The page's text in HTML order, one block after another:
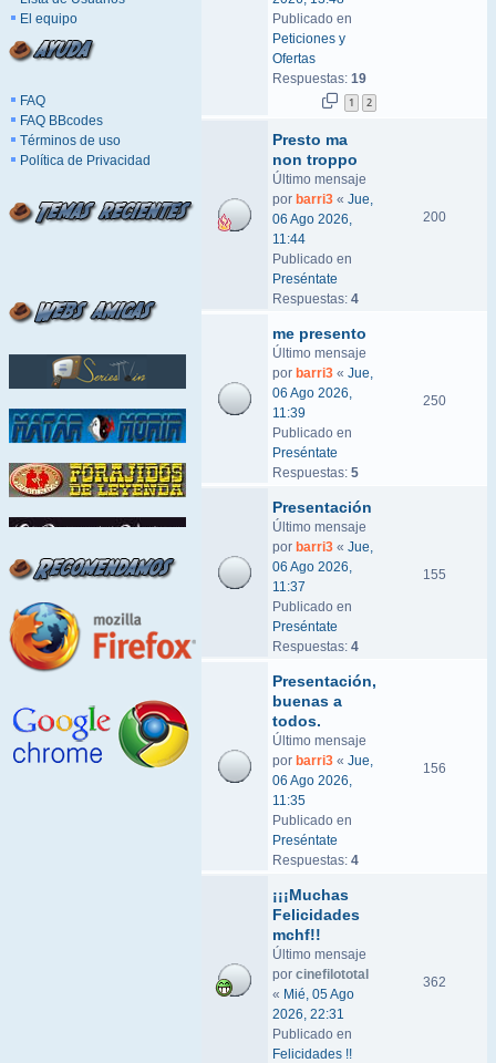
El equipo
FAQ
FAQ BBcodes
Términos de uso
Política de Privacidad
Publicado en
Peticiones y
Ofertas
Respuestas: 19
1 2
Presto ma
non troppo
Último mensaje
por barri3 « Jue,
06 Ago 2026,
11:44
Publicado en
Preséntate
Respuestas: 4
200
me presento
Último mensaje
por barri3 « Jue,
06 Ago 2026,
11:39
Publicado en
Preséntate
Respuestas: 5
250
Presentación
Último mensaje
por barri3 « Jue,
06 Ago 2026,
11:37
Publicado en
Preséntate
Respuestas: 4
155
Presentación,
buenas a
todos.
Último mensaje
por barri3 « Jue,
06 Ago 2026,
11:35
Publicado en
Preséntate
Respuestas: 4
156
¡¡¡Muchas
Felicidades
mchf!!
Último mensaje
por cinefilototal
« Mié, 05 Ago
2026, 22:31
Publicado en
Felicidades !!
362